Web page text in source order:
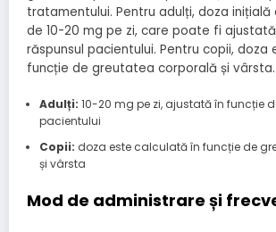
tratamentului. Pentru adulți, doza
de 10-20 mg pe zi, care poate fi
răspunsul pacientului. Pentru copii,
funcție de greutatea corporală și vârsta.
Adulți: 10-20 mg pe zi, ajustată în funcție
pacientului
Copii: doza este calculată în funcție de
și vârsta
Mod de administrare și